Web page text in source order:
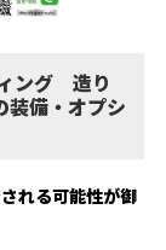
ング 造り
備・オプシ
れる可能性が御